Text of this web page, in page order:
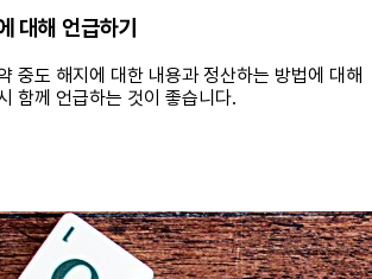
대해 언급하기
중도 해지에 대한 내용과 정산하는 방법에 대해
함께 언급하는 것이 좋습니다.